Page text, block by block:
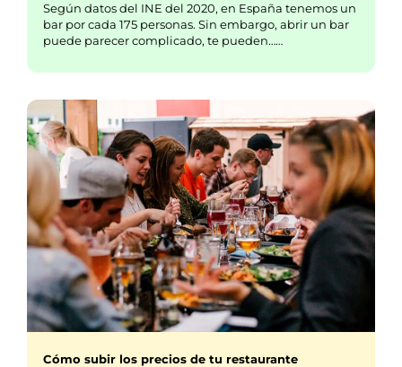
Según datos del INE del 2020, en España tenemos un
bar por cada 175 personas. Sin embargo, abrir un bar
puede parecer complicado, te pueden……
Cómo subir los precios de tu restaurante